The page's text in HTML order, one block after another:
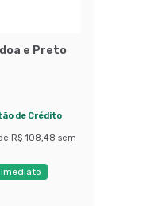
e Preto
de Crédito
R$ 108,48 sem